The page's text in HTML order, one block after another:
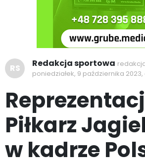
RS Redakcja sportowa
poniedziałek, 9 października 2023,
Piłkarz
w kadrze